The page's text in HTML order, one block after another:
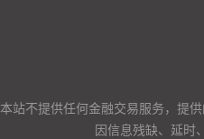
本站不提供任何金融交易服务，提
因信息残缺、延时